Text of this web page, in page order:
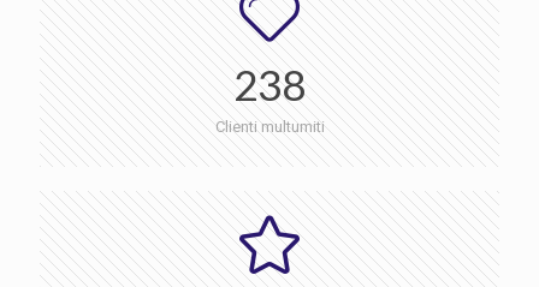
238
Clienti multumiti